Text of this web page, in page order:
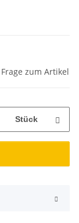
Frage zum Artikel
Stück